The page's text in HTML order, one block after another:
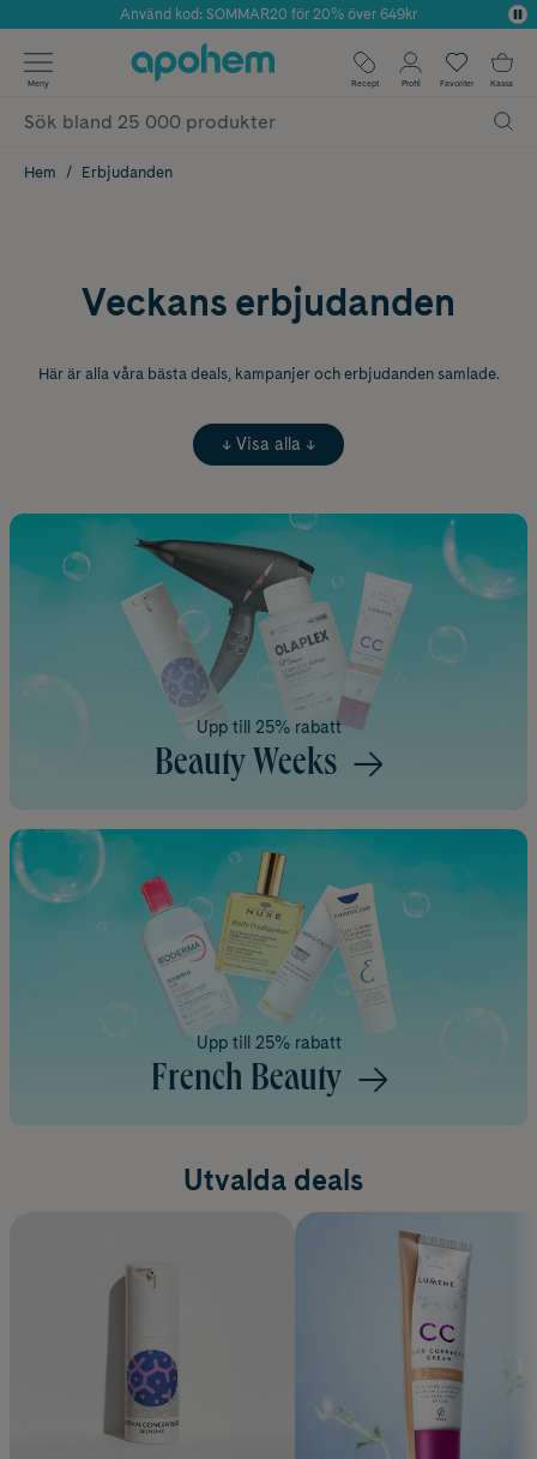
Årets Butik 2025 inom Skönhet
Använd kod: SOMMAR20 för 20% över 649kr
✓ Fri frakt
✓ Poäng på alla köp*
Meny Recept Profil Favoriter Kassa
Hem Erbjudanden
Veckans erbjudanden
Här är alla våra bästa deals, kampanjer och erbjudanden samlade.
↓ Visa alla ↓
Upp till 25% rabatt
Beauty Weeks
Upp till 25% rabatt
French Beauty
Utvalda deals